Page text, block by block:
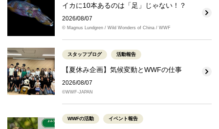
イカに10本あるのは「足」じゃない！？
2026/08/07
© Magnus Lundgren / Wild Wonders of China / WWF
スタッフブログ 活動報告
【夏休み企画】気候変動とWWFの仕事
2026/08/07
©WWF-JAPAN
WWFの活動 イベント報告